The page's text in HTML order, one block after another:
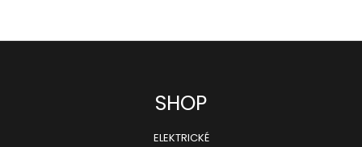
SHOP
ELEKTRICKÉ